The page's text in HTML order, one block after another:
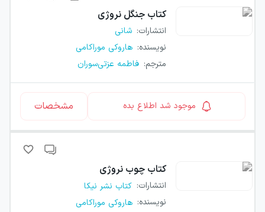
کتاب جنگل نروژی
انتشارات: شانی
نویسنده: هاروکی موراکامی
مترجم: فاطمه عزتی‌سوران
موجود شد اطلاع بده مشخصات
کتاب چوب نروژی
انتشارات: کتاب نشر نیکا
نویسنده: هاروکی موراکامی